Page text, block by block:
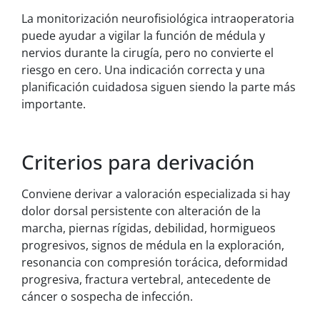
La monitorización neurofisiológica intraoperatoria
puede ayudar a vigilar la función de médula y
nervios durante la cirugía, pero no convierte el
riesgo en cero. Una indicación correcta y una
planificación cuidadosa siguen siendo la parte más
importante.
Criterios para derivación
Conviene derivar a valoración especializada si hay
dolor dorsal persistente con alteración de la
marcha, piernas rígidas, debilidad, hormigueos
progresivos, signos de médula en la exploración,
resonancia con compresión torácica, deformidad
progresiva, fractura vertebral, antecedente de
cáncer o sospecha de infección.